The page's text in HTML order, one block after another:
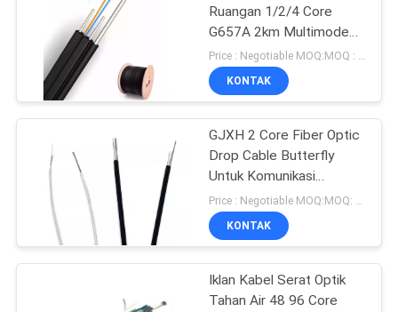
Ruangan 1/2/4 Core
G657A 2km Multimode
FTTH Drop Cable
GJYXCH
Price : Negotiable MOQ:MOQ : 1000meter
KONTAK
GJXH 2 Core Fiber Optic
Drop Cable Butterfly
Untuk Komunikasi
Telekomunikasi Dalam
Ruangan
Price : Negotiable MOQ:MOQ: 1000 meter
KONTAK
Iklan Kabel Serat Optik
Tahan Air 48 96 Core